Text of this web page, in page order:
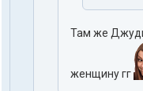
Там же
женщину гг